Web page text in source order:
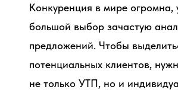
Конкуренция в мире огромна,
большой выбор зачастую
предложений. Чтобы
потенциальных клиентов,
не только УТП, но и